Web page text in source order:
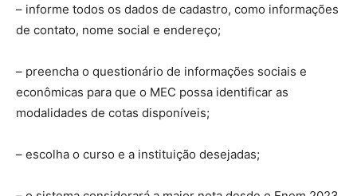
– informe todos os dados de cadastro, como informações
de contato, nome social e endereço;
– preencha o questionário de informações sociais e
econômicas para que o MEC possa identificar as
modalidades de cotas disponíveis;
– escolha o curso e a instituição desejadas;